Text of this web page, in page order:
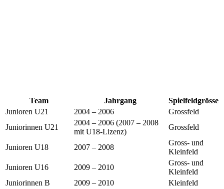
Team Jahrgang
Spielfeldgrösse
Junioren U21
2004 – 2006
Grossfeld
Juniorinnen U21
2004 – 2006 (2007 – 2008
mit U18-Lizenz)
Grossfeld
Junioren U18 2007 – 2008
Gross- und
Kleinfeld
Junioren U16
2009 – 2010
Gross- und
Kleinfeld
Juniorinnen B
2009 – 2010
Kleinfeld